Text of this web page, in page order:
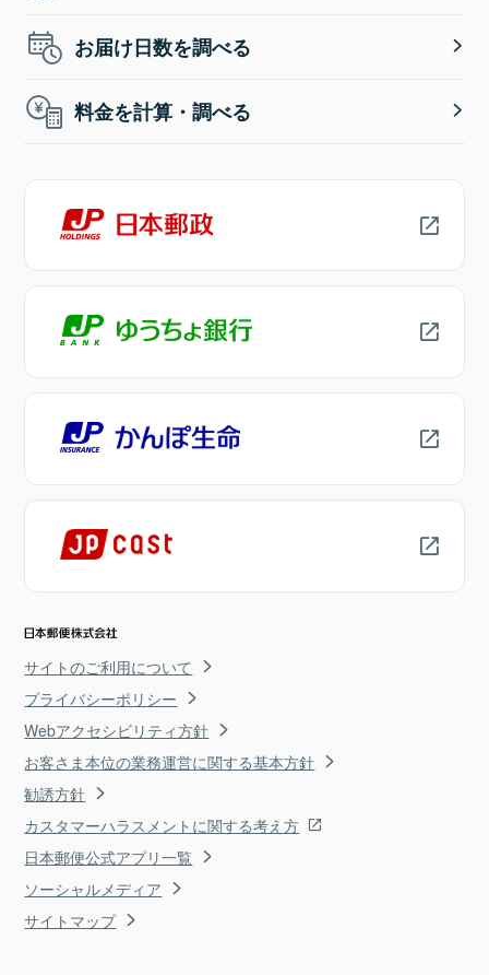
お届け日数を調べる
料金を計算・調べる
サイトのご利用について
プライバシーポリシー
Webアクセシビリティ方針
お客さま本位の業務運営に関する基本方針
勧誘方針
カスタマーハラスメントに関する考え方
日本郵便公式アプリ一覧
ソーシャルメディア
サイトマップ